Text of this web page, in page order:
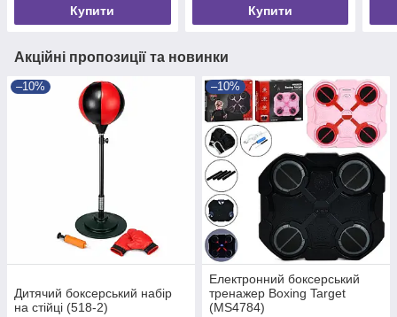
Купити Купити
Акційні пропозиції та новинки
–10%
Дитячий боксерський набір
на стійці (518-2)
–10%
Електронний боксерський
тренажер Boxing Target
(MS4784)